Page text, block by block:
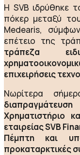
Η SVB ιδρύθηκε
πόκερ μεταξύ
Medearis,
επέτειο της
τράπεζα
επιχειρήσεις
Νωρίτερα
Χρηματιστήριο
εταιρείας SVB
Πέμπτη και
προκαταρκτικές